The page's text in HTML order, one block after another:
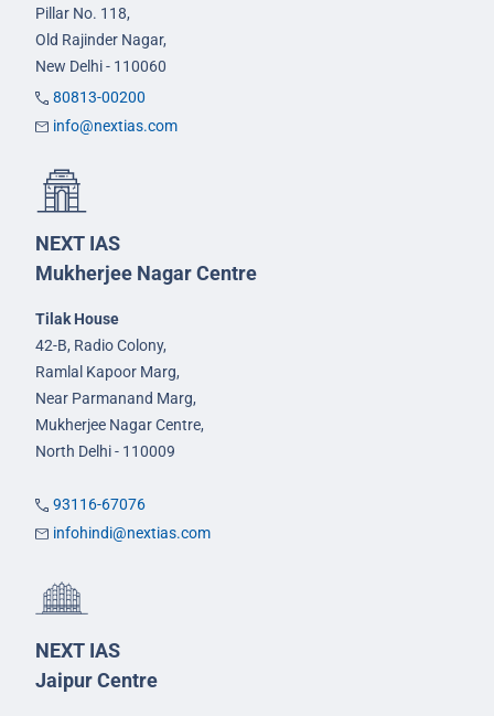
Pillar No. 118,
Old Rajinder Nagar,
New Delhi - 110060
80813-00200
info@nextias.com
NEXT IAS
Mukherjee Nagar Centre
Tilak House
42-B, Radio Colony,
Ramlal Kapoor Marg,
Near Parmanand Marg,
Mukherjee Nagar Centre,
North Delhi - 110009
93116-67076
infohindi@nextias.com
NEXT IAS
Jaipur Centre